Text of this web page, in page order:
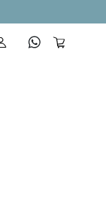
Carro